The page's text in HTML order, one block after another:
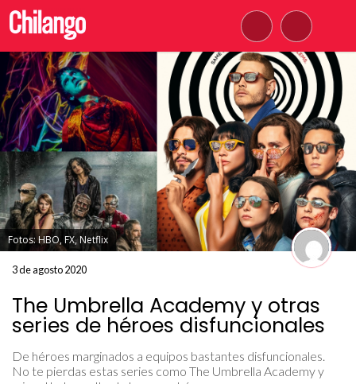
Fotos: HBO, FX, Netflix
3 de agosto 2020
The Umbrella Academy y otras
series de héroes disfuncionales
De héroes marginados a equipos bastantes disfuncionales.
No te pierdas estas series como The Umbrella Academy y